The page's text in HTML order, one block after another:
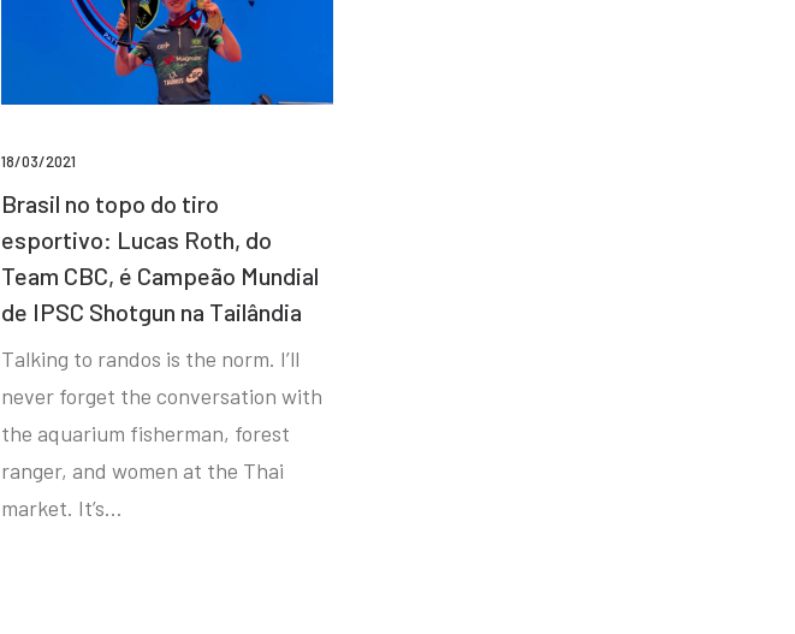
18/03/2021
Brasil no topo do tiro
esportivo: Lucas Roth, do
Team CBC, é Campeão Mundial
de IPSC Shotgun na Tailândia
Talking to randos is the norm. I’ll
never forget the conversation with
the aquarium fisherman, forest
ranger, and women at the Thai
market. It’s…